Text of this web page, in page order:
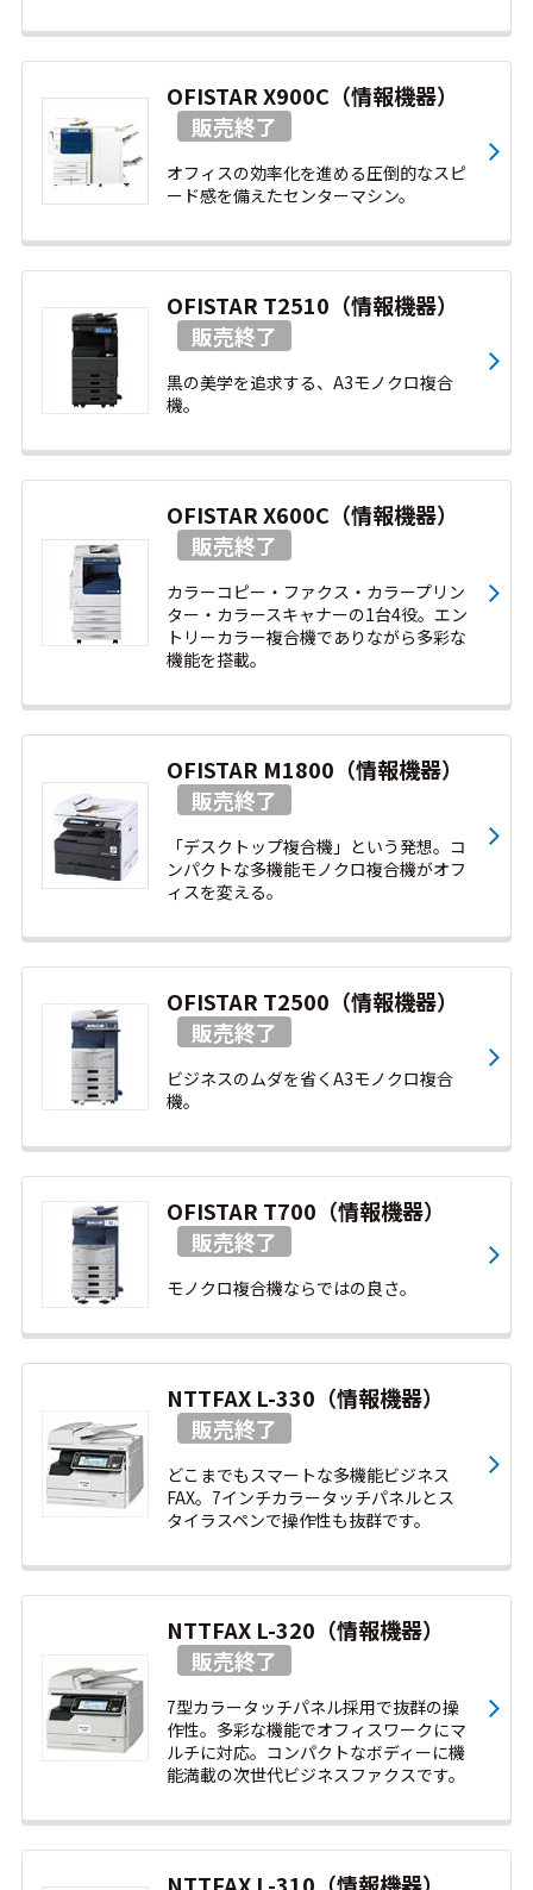
OFISTAR X900C（情報機器）
オフィスの効率化を進める圧倒的なスピ
ード感を備えたセンターマシン。
OFISTAR T2510（情報機器）
黒の美学を追求する、A3モノクロ複合
機。
OFISTAR X600C（情報機器）
カラーコピー・ファクス・カラープリン
ター・カラースキャナーの1台4役。エン
トリーカラー複合機でありながら多彩な
機能を搭載。
OFISTAR M1800（情報機器）
「デスクトップ複合機」という発想。コ
ンパクトな多機能モノクロ複合機がオフ
ィスを変える。
OFISTAR T2500（情報機器）
ビジネスのムダを省くA3モノクロ複合
機。
OFISTAR T700（情報機器）
モノクロ複合機ならではの良さ。
NTTFAX L-330（情報機器）
どこまでもスマートな多機能ビジネス
FAX。7インチカラータッチパネルとス
タイラスペンで操作性も抜群です。
NTTFAX L-320（情報機器）
7型カラータッチパネル採用で抜群の操
作性。多彩な機能でオフィスワークにマ
ルチに対応。コンパクトなボディーに機
能満載の次世代ビジネスファクスです。
NTTFAX L-310（情報機器）